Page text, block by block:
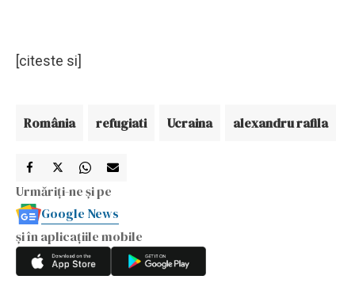
[citeste si]
România refugiati Ucraina alexandru rafila
Urmăriți-ne și pe
Google News
și în aplicațiile mobile